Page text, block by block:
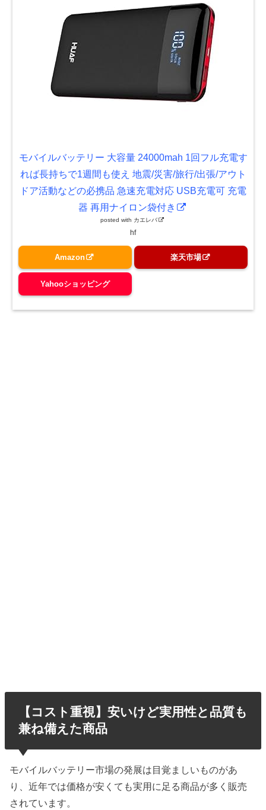
モバイルバッテリー 大容量 24000mah 1回フル充電す
れば長持ちで1週間も使え 地震/災害/旅行/出張/アウト
ドア活動などの必携品 急速充電対応 USB充電可 充電
器 再用ナイロン袋付き
posted with カエレバ
hf
Amazon 楽天市場
Yahooショッピング
【コスト重視】安いけど実用性と品質も
兼ね備えた商品
モバイルバッテリー市場の発展は目覚ましいものがあ
り、近年では価格が安くても実用に足る商品が多く販売
されています。